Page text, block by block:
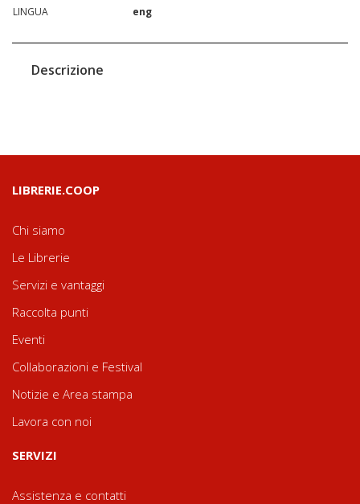
LINGUA
eng
Descrizione
LIBRERIE.COOP
Chi siamo
Le Librerie
Servizi e vantaggi
Raccolta punti
Eventi
Collaborazioni e Festival
Notizie e Area stampa
Lavora con noi
SERVIZI
Assistenza e contatti